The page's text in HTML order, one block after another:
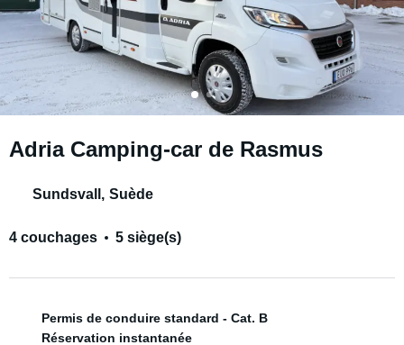
Adria Camping-car de Rasmus
Sundsvall , Suède
4 couchages 5 siège(s)
Permis de conduire standard - Cat. B
Réservation instantanée